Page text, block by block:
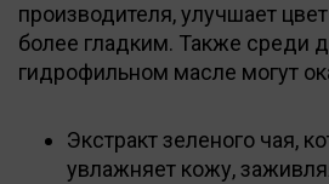
производителя, улучшает
более гладким. Также среди
гидрофильном масле могут
Экстракт зеленого чая,
увлажняет кожу,